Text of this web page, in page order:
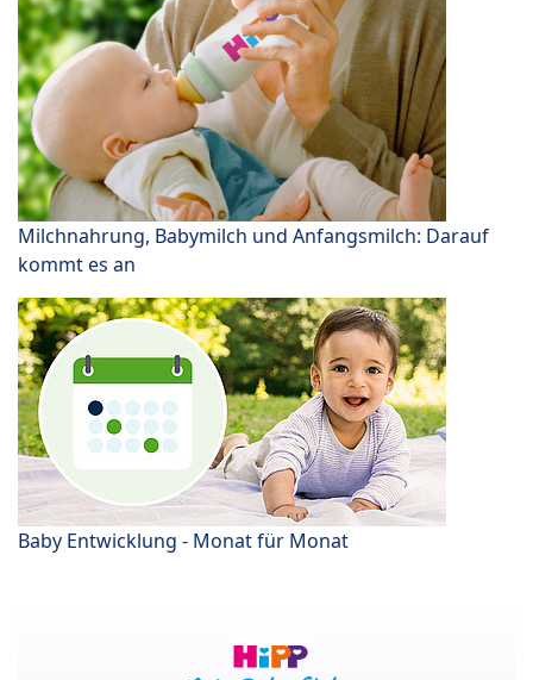
Milchnahrung, Babymilch und Anfangsmilch: Darauf
kommt es an
Baby Entwicklung - Monat für Monat